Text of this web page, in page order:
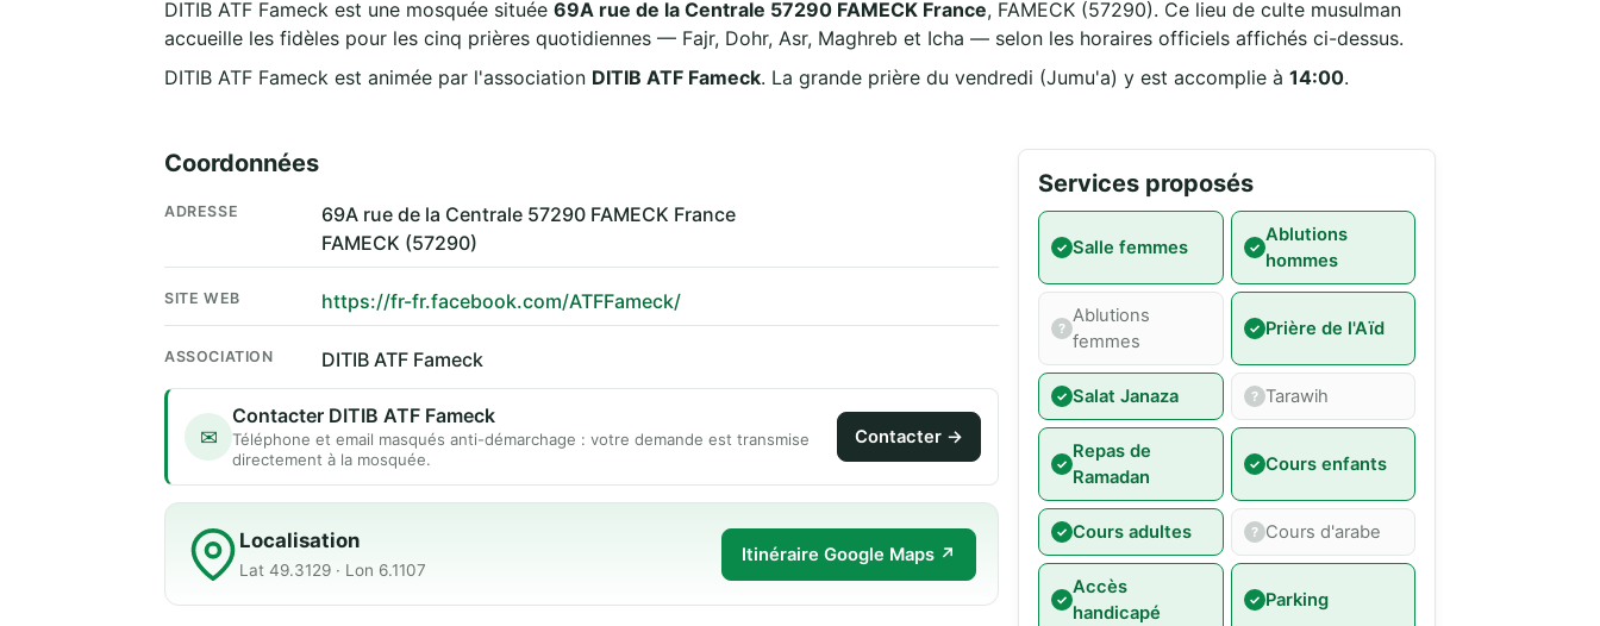
DITIB ATF Fameck est une mosquée située 69A rue de la Centrale 57290 FAMECK France, FAMECK (57290). Ce lieu de culte musulman
accueille les fidèles pour les cinq prières quotidiennes — Fajr, Dohr, Asr, Maghreb et Icha — selon les horaires officiels affichés ci-dessus.
DITIB ATF Fameck est animée par l'association DITIB ATF Fameck. La grande prière du vendredi (Jumu'a) y est accomplie à 14:00.
Coordonnées
ADRESSE
69A rue de la Centrale 57290 FAMECK France
FAMECK (57290)
SITE WEB https://fr-fr.facebook.com/ATFFameck/
ASSOCIATION DITIB ATF Fameck
✉
Contacter DITIB ATF Fameck
Téléphone et email masqués anti-démarchage : votre demande est transmise
directement à la mosquée.
Contacter →
Localisation
Lat 49.3129 · Lon 6.1107
Itinéraire Google Maps ↗
Services proposés
Salle femmes
Ablutions
hommes
Ablutions
femmes
Prière de l'Aïd
Salat Janaza Tarawih
Repas de
Ramadan
Cours enfants
Cours adultes Cours d'arabe
Accès
handicapé
Parking